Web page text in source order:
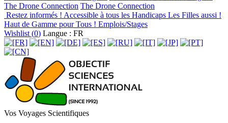
The Drone Connection The Drone Connection
Restez informés ! Accessible à tous les Handicaps Les Filles aussi !
Haut de Gamme pour Tous ! Emplois/Stages
Wishlist (0) Langue : FR
Vos Voyages Scientifiques